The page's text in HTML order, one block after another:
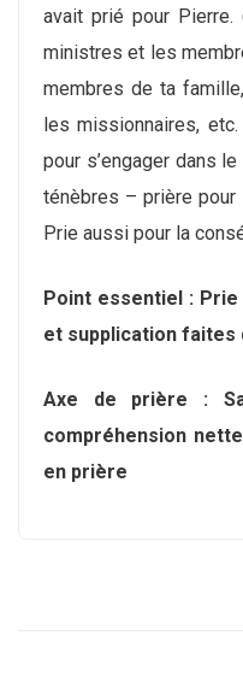
avait prié pour
ministres et les
membres de ta
les missionnaires,
pour s’engager dans
ténèbres – prière pour
Prie aussi pour la
Point essentiel :
et supplication faites
Axe de prière :
compréhension
en prière